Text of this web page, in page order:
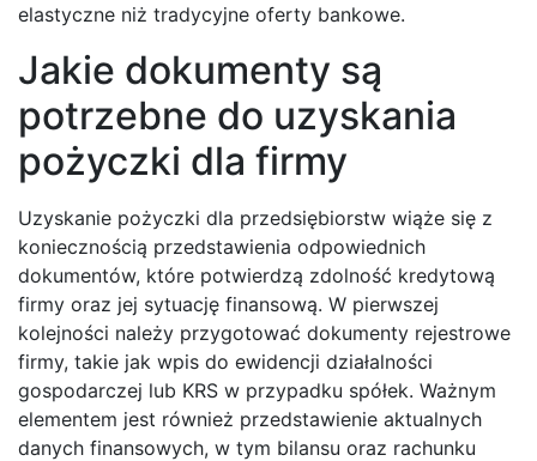
elastyczne niż tradycyjne oferty bankowe.
Jakie dokumenty są
potrzebne do uzyskania
pożyczki dla firmy
Uzyskanie pożyczki dla przedsiębiorstw wiąże się z
koniecznością przedstawienia odpowiednich
dokumentów, które potwierdzą zdolność kredytową
firmy oraz jej sytuację finansową. W pierwszej
kolejności należy przygotować dokumenty rejestrowe
firmy, takie jak wpis do ewidencji działalności
gospodarczej lub KRS w przypadku spółek. Ważnym
elementem jest również przedstawienie aktualnych
danych finansowych, w tym bilansu oraz rachunku